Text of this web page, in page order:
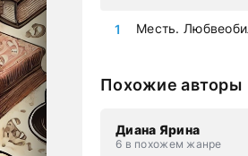
Месть.
Похожие авторы
Диана Ярина
6 в похожем жанре